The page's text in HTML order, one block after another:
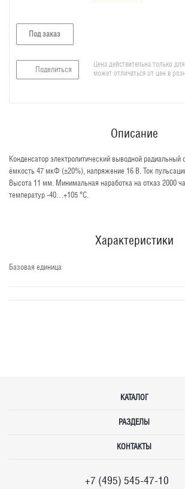
Под заказ
Поделиться
Цена действительна только
может отличаться от цен в
Описание
Конденсатор электролитический выводной
ёмкость 47 мкФ (±20%), напряжение 16 В. Ток
Высота 11 мм. Минимальная наработка на отказ 2000
температур -40…+105 °C.
Характеристики
Базовая единица
КАТАЛОГ
РАЗДЕЛЫ
КОНТАКТЫ
+7 (495) 545-47-10